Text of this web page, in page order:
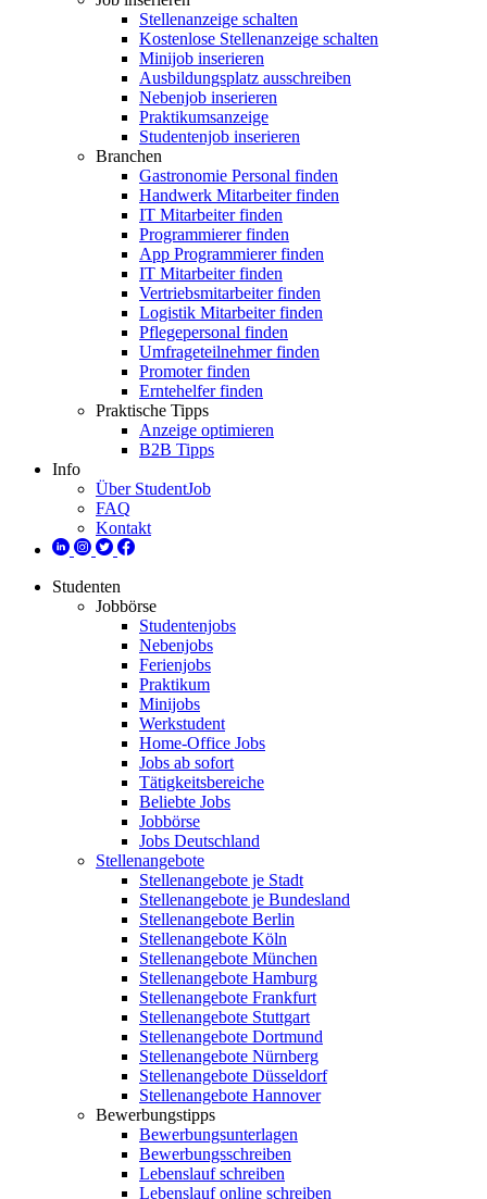
Stellenanzeige schalten
Kostenlose Stellenanzeige schalten
Minijob inserieren
Ausbildungsplatz ausschreiben
Nebenjob inserieren
Praktikumsanzeige
Studentenjob inserieren
Branchen
Gastronomie Personal finden
Handwerk Mitarbeiter finden
IT Mitarbeiter finden
Programmierer finden
App Programmierer finden
IT Mitarbeiter finden
Vertriebsmitarbeiter finden
Logistik Mitarbeiter finden
Pflegepersonal finden
Umfrageteilnehmer finden
Promoter finden
Erntehelfer finden
Praktische Tipps
Anzeige optimieren
B2B Tipps
Info
Über StudentJob
FAQ
Kontakt
Studenten
Jobbörse
Studentenjobs
Nebenjobs
Ferienjobs
Praktikum
Minijobs
Werkstudent
Home-Office Jobs
Jobs ab sofort
Tätigkeitsbereiche
Beliebte Jobs
Jobbörse
Jobs Deutschland
Stellenangebote
Stellenangebote je Stadt
Stellenangebote je Bundesland
Stellenangebote Berlin
Stellenangebote Köln
Stellenangebote München
Stellenangebote Hamburg
Stellenangebote Frankfurt
Stellenangebote Stuttgart
Stellenangebote Dortmund
Stellenangebote Nürnberg
Stellenangebote Düsseldorf
Stellenangebote Hannover
Bewerbungstipps
Bewerbungsunterlagen
Bewerbungsschreiben
Lebenslauf schreiben
Lebenslauf online schreiben